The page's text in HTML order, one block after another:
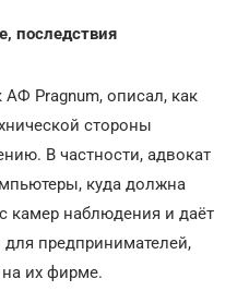
последствия
Pragnum, описал, как
стороны
В частности, адвокат
куда должна
камер наблюдения и даёт
для предпринимателей,
на их фирме.